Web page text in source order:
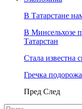
В Татарстане
В Минсельхозе
Татарстан
Стала известна
Гречка
Пред След